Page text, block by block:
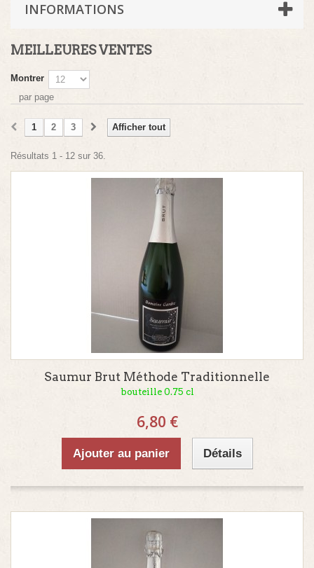
INFORMATIONS
MEILLEURES VENTES
Montrer
par page
Afficher tout
1 2 3
Résultats 1 - 12 sur 36.
Saumur Brut Méthode Traditionnelle
bouteille 0.75 cl
6,80 €
Ajouter au panier Détails